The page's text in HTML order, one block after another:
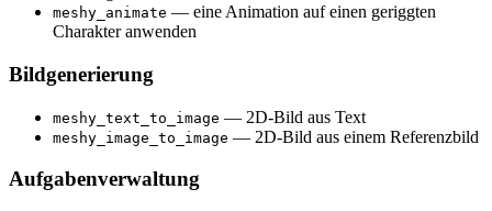
meshy_animate — eine Animation auf einen geriggten
Charakter anwenden
Bildgenerierung
meshy_text_to_image — 2D-Bild aus Text
meshy_image_to_image — 2D-Bild aus einem Referenzbild
Aufgabenverwaltung